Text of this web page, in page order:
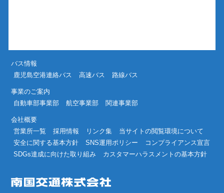
バス情報
鹿児島空港連絡バス
高速バス 路線バス
事業のご案内
自動車部事業部
航空事業部 関連事業部
会社概要
営業所一覧
採用情報 リンク集
当サイトの閲覧環境について
安全に関する基本方針
SNS運用ポリシー
コンプライアンス宣言
SDGs達成に向けた取り組み
カスタマーハラスメントの基本方針